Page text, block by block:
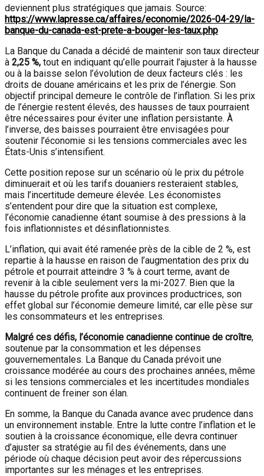
deviennent plus stratégiques que jamais. Source:
https://www.lapresse.ca/affaires/economie/2026-04-29/la-
banque-du-canada-est-prete-a-bouger-les-taux.php
La Banque du Canada a décidé de maintenir son taux directeur
à 2,25 %, tout en indiquant qu’elle pourrait l’ajuster à la hausse
ou à la baisse selon l’évolution de deux facteurs clés : les
droits de douane américains et les prix de l’énergie. Son
objectif principal demeure le contrôle de l’inflation. Si les prix
de l’énergie restent élevés, des hausses de taux pourraient
être nécessaires pour éviter une inflation persistante. À
l’inverse, des baisses pourraient être envisagées pour
soutenir l’économie si les tensions commerciales avec les
États-Unis s’intensifient.
Cette position repose sur un scénario où le prix du pétrole
diminuerait et où les tarifs douaniers resteraient stables,
mais l’incertitude demeure élevée. Les économistes
s’entendent pour dire que la situation est complexe,
l’économie canadienne étant soumise à des pressions à la
fois inflationnistes et désinflationnistes.
L’inflation, qui avait été ramenée près de la cible de 2 %, est
repartie à la hausse en raison de l’augmentation des prix du
pétrole et pourrait atteindre 3 % à court terme, avant de
revenir à la cible seulement vers la mi-2027. Bien que la
hausse du pétrole profite aux provinces productrices, son
effet global sur l’économie demeure limité, car elle pèse sur
les consommateurs et les entreprises.
Malgré ces défis, l’économie canadienne continue de croître,
soutenue par la consommation et les dépenses
gouvernementales. La Banque du Canada prévoit une
croissance modérée au cours des prochaines années, même
si les tensions commerciales et les incertitudes mondiales
continuent de freiner son élan.
En somme, la Banque du Canada avance avec prudence dans
un environnement instable. Entre la lutte contre l’inflation et le
soutien à la croissance économique, elle devra continuer
d’ajuster sa stratégie au fil des événements, dans une
période où chaque décision peut avoir des répercussions
importantes sur les ménages et les entreprises.